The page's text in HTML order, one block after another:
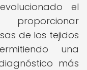
el
de los tejidos
una
más